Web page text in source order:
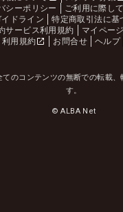
シーポリシー
ご利用に際して
イドライン
特定商取引法に基
サービス利用規約
マイペー
用規約
お問合せ ヘルプ
のコンテンツの無断での転載、
す。
© ALBA Net